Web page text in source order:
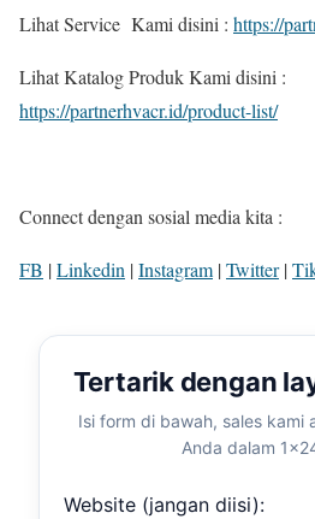
Lihat Service Kami disini : https://
Lihat Katalog Produk Kami disini :
https://partnerhvacr.id/product-list/
Connect dengan sosial media kita :
FB |Linkedin |Instagram|Twitter|
Tertarik dengan
Isi form di bawah, sales kami
Anda dalam
Website (jangan diisi):